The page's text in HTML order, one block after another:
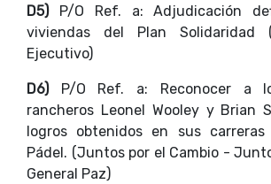
D5)P/O Ref. a: Adjudicación
viviendas del Plan Solidaridad
Ejecutivo)
D6)P/O Ref. a: Reconocer a
rancheros Leonel Wooley y Brian
logros obtenidos en sus
Pádel. (Juntos por el Cambio -
General Paz)